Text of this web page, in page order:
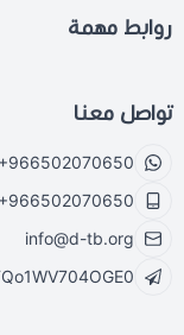
روابط مهمة
تواصل معنا
+966502070650
+966502070650
info@d-tb.org